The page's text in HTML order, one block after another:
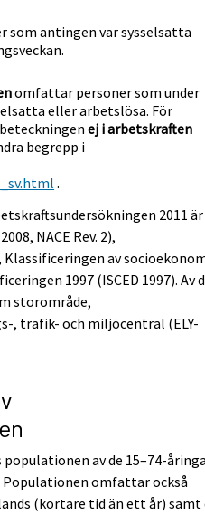
som antingen var sysselsatta
omfattar personer som under
eller arbetslösa. För
beteckningenej i arbetskraften
begrepp i
.
2011 är
NACE Rev. 2),
Klassificeringen av
1997 (ISCED 1997). Av
storområde,
, trafik- och miljöcentral (ELY-
av de 15–74-
omfattar också
(kortare tid än ett år) samt